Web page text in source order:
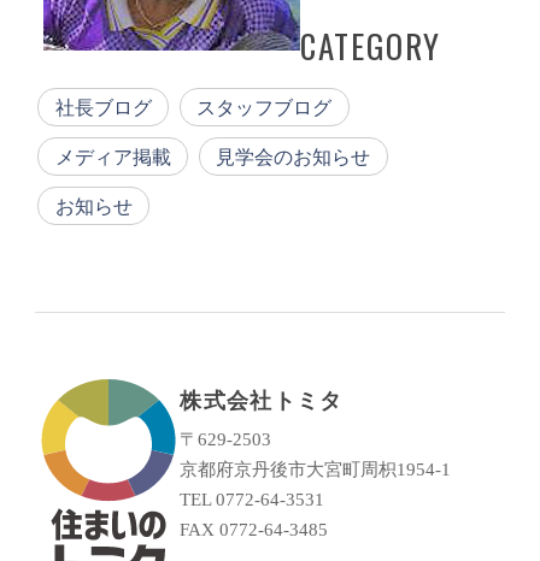
CATEGORY
社長ブログ スタッフブログ
メディア掲載 見学会のお知らせ
お知らせ
株式会社トミタ
〒629-2503
京都府京丹後市大宮町周枳1954-1
TEL 0772-64-3531
FAX 0772-64-3485